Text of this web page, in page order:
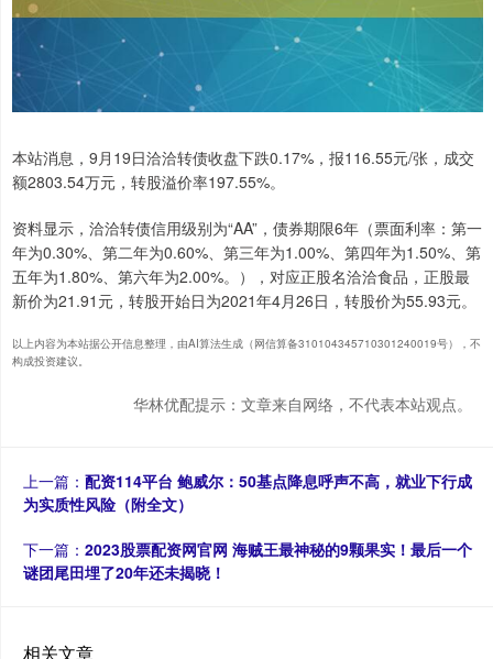
本站消息，9月19日洽洽转债收盘下跌0.17%，报116.55元/张，成交
额2803.54万元，转股溢价率197.55%。
资料显示，洽洽转债信用级别为“AA”，债券期限6年（票面利率：第一
年为0.30%、第二年为0.60%、第三年为1.00%、第四年为1.50%、第
五年为1.80%、第六年为2.00%。），对应正股名洽洽食品，正股最
新价为21.91元，转股开始日为2021年4月26日，转股价为55.93元。
以上内容为本站据公开信息整理，由AI算法生成（网信算备310104345710301240019号），不
构成投资建议。
华林优配提示：文章来自网络，不代表本站观点。
上一篇： 配资114平台 鲍威尔：50基点降息呼声不高，就业下行成
为实质性风险（附全文）
下一篇： 2023股票配资网官网 海贼王最神秘的9颗果实！最后一个
谜团尾田埋了20年还未揭晓！
相关文章